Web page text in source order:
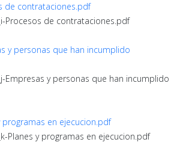
de contrataciones.pdf
Procesos de contrataciones.pdf
y personas que han incumplido
Empresas y personas que han incumplido
programas en ejecucion.pdf
Planes y programas en ejecucion.pdf